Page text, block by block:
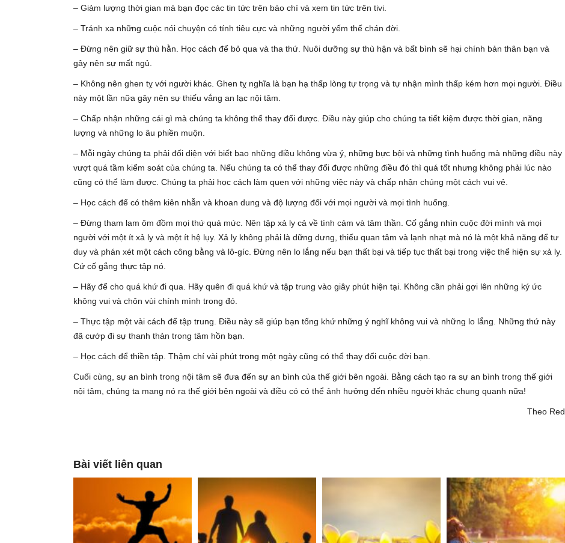
– Giảm lượng thời gian mà bạn đọc các tin tức trên báo chí và xem tin tức trên tivi.
– Tránh xa những cuộc nói chuyện có tính tiêu cực và những người yếm thế chán đời.
– Đừng nên giữ sự thù hằn. Học cách để bỏ qua và tha thứ. Nuôi dưỡng sự thù hận và bất bình sẽ hại chính bản thân bạn và
gây nên sự mất ngủ.
– Không nên ghen tỵ với người khác. Ghen tỵ nghĩa là bạn hạ thấp lòng tự trọng và tự nhận mình thấp kém hơn mọi người. Điều
này một lần nữa gây nên sự thiếu vắng an lạc nội tâm.
– Chấp nhận những cái gì mà chúng ta không thể thay đổi được. Điều này giúp cho chúng ta tiết kiệm được thời gian, năng
lượng và những lo âu phiền muộn.
– Mỗi ngày chúng ta phải đối diện với biết bao những điều không vừa ý, những bực bội và những tình huống mà những điều này
vượt quá tầm kiểm soát của chúng ta. Nếu chúng ta có thể thay đổi được những điều đó thì quá tốt nhưng không phải lúc nào
cũng có thể làm được. Chúng ta phải học cách làm quen với những việc này và chấp nhận chúng một cách vui vẻ.
– Học cách để có thêm kiên nhẫn và khoan dung và độ lượng đối với mọi người và mọi tình huống.
– Đừng tham lam ôm đồm mọi thứ quá mức. Nên tập xả ly cả về tình cảm và tâm thần. Cố gắng nhìn cuộc đời mình và mọi
người với một ít xả ly và một ít hệ lụy. Xả ly không phải là dững dưng, thiếu quan tâm và lạnh nhạt mà nó là một khả năng để tư
duy và phán xét một cách công bằng và lô-gíc. Đừng nên lo lắng nếu bạn thất bại và tiếp tục thất bại trong việc thể hiện sự xả ly.
Cứ cố gắng thực tập nó.
– Hãy để cho quá khứ đi qua. Hãy quên đi quá khứ và tập trung vào giây phút hiện tại. Không cần phải gợi lên những ký ức
không vui và chôn vùi chính mình trong đó.
– Thực tập một vài cách để tập trung. Điều này sẽ giúp bạn tống khứ những ý nghĩ không vui và những lo lắng. Những thứ này
đã cướp đi sự thanh thản trong tâm hồn bạn.
– Học cách để thiền tập. Thậm chí vài phút trong một ngày cũng có thể thay đổi cuộc đời bạn.
Cuối cùng, sự an bình trong nội tâm sẽ đưa đến sự an bình của thế giới bên ngoài. Bằng cách tạo ra sự an bình trong thế giới
nội tâm, chúng ta mang nó ra thế giới bên ngoài và điều có có thể ảnh hưởng đến nhiều người khác chung quanh nữa!
Theo Red
Bài viết liên quan